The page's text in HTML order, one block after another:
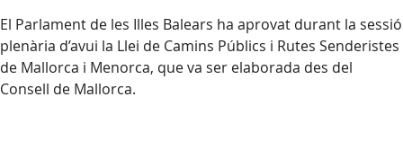
El Parlament de les Illes Balears ha aprovat durant la sessió
plenària d’avui la Llei de Camins Públics i Rutes Senderistes
de Mallorca i Menorca, que va ser elaborada des del
Consell de Mallorca.